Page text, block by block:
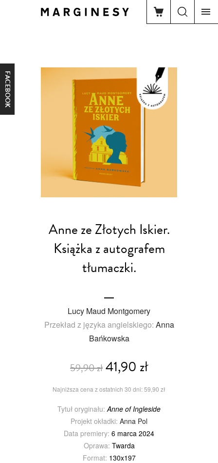
FACEBOOK
Anne ze Złotych Iskier.
Książka z autografem
tłumaczki.
Lucy Maud Montgomery
Przekład z języka angielskiego: Anna
Bańkowska
59,90 zł41,90 zł
Najniższa cena z ostatnich 30 dni: 59,90 zł
Tytuł oryginału: Anne of Ingleside
Projekt okładki: Anna Pol
Data premiery: 6 marca 2024
Oprawa: Twarda
Format: 130x197